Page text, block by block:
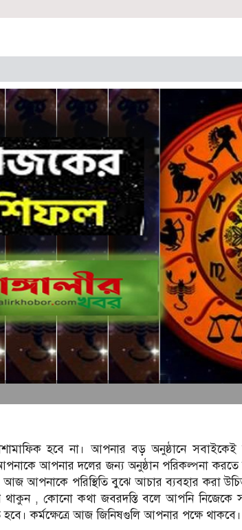
হবে না। আপনার বড় অনুষ্ঠানে সবাইকেই
আপনার দলের জন্য অনুষ্ঠান পরিকল্পনা করতে
আপনাকে পরিস্থিতি বুঝে আচার ব্যবহার করা
, কোনো কথা জবরদস্তি বলে আপনি নিজেকে
কর্মক্ষেত্রে আজ জিনিষগুলি আপনার পক্ষে থাকবে।